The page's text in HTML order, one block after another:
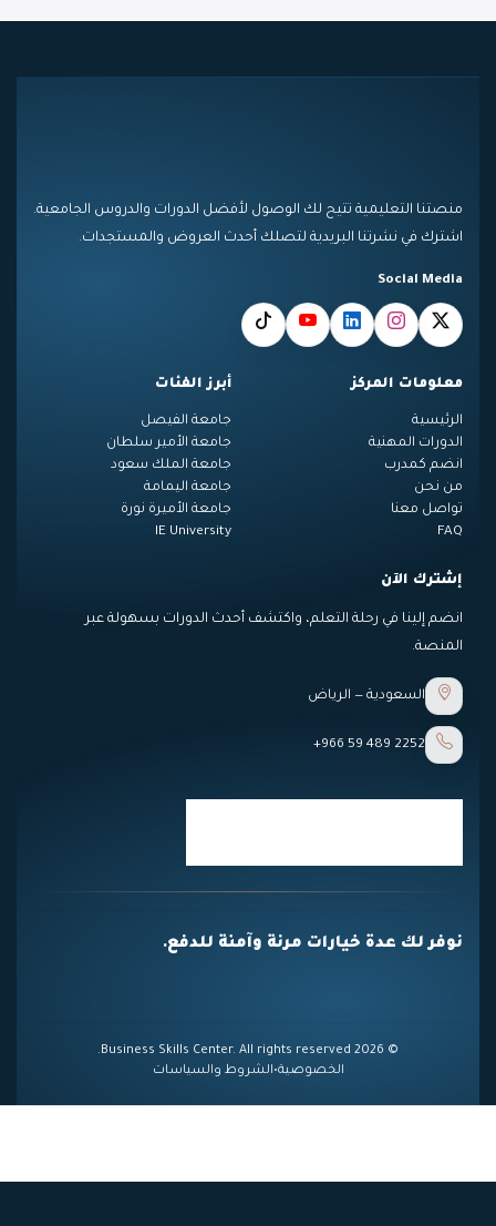
منصتنا التعليمية تتيح لك الوصول لأفضل الدورات والدروس الجامعية.
اشترك في نشرتنا البريدية لتصلك أحدث العروض والمستجدات.
Social Media
معلومات المركز
الرئيسية
الدورات المهنية
انضم كمدرب
من نحن
تواصل معنا
FAQ
أبرز الفئات
جامعة الفيصل
جامعة الأمير سلطان
جامعة الملك سعود
جامعة اليمامة
جامعة الأميرة نورة
IE University
إشترك الآن
انضم إلينا في رحلة التعلم، واكتشف أحدث الدورات بسهولة عبر
المنصة.
السعودية — الرياض
+966 59 489 2252
نوفر لك عدة خيارات مرنة وآمنة للدفع.
© 2026 Business Skills Center. All rights reserved.
الخصوصية•الشروط والسياسات